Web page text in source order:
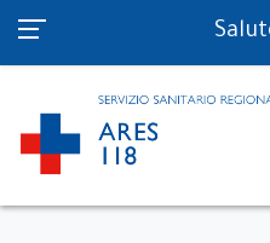
PS in tempo reale